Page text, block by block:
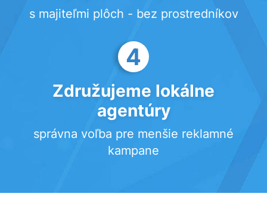
s majiteľmi plôch - bez prostredníkov
4
Združujeme lokálne
agentúry
správna voľba pre menšie reklamné
kampane